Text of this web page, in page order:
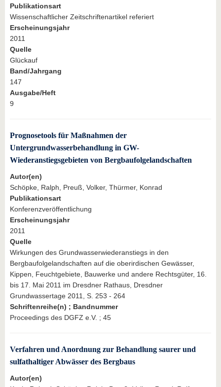
Publikationsart
Wissenschaftlicher Zeitschriftenartikel referiert
Erscheinungsjahr
2011
Quelle
Glückauf
Band/Jahrgang
147
Ausgabe/Heft
9
Prognosetools für Maßnahmen der
Untergrundwasserbehandlung in GW-
Wiederanstiegsgebieten von Bergbaufolgelandschaften
Autor(en)
Schöpke, Ralph, Preuß, Volker, Thürmer, Konrad
Publikationsart
Konferenzveröffentlichung
Erscheinungsjahr
2011
Quelle
Wirkungen des Grundwasserwiederanstiegs in den
Bergbaufolgelandschaften auf die oberirdischen Gewässer,
Kippen, Feuchtgebiete, Bauwerke und andere Rechtsgüter, 16.
bis 17. Mai 2011 im Dresdner Rathaus, Dresdner
Grundwassertage 2011, S. 253 - 264
Schriftenreihe(n) ; Bandnummer
Proceedings des DGFZ e.V. ; 45
Verfahren und Anordnung zur Behandlung saurer und
sulfathaltiger Abwässer des Bergbaus
Autor(en)